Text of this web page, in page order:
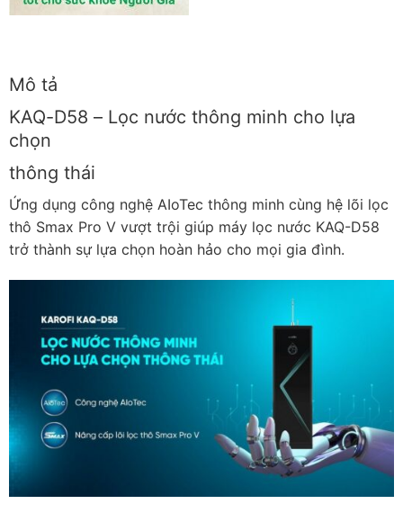
Mô tả
KAQ-D58 – Lọc nước thông minh cho lựa
chọn
thông thái
Ứng dụng công nghệ AIoTec thông minh cùng hệ lõi lọc
thô Smax Pro V vượt trội giúp máy lọc nước KAQ-D58
trở thành sự lựa chọn hoàn hảo cho mọi gia đình.